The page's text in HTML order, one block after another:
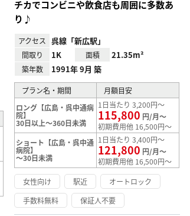
チカでコンビニや飲食店も周囲に多数あ
り♪
アクセス 呉線「新広駅」
間取り 1K 面積 21.35m²
築年数 1991年 9月 築
プラン名・期間
月額目安
ロング【広島・呉中通病
院】
30日以上～360日未満
1日当たり 3,200円～
115,800 円/月～
初期費用他 16,500円～
ショート【広島・呉中通
病院】
～30日未満
1日当たり 3,400円～
121,800 円/月～
初期費用他 16,500円～
女性向け
駅近
オートロック
手数料無料
保証人不要